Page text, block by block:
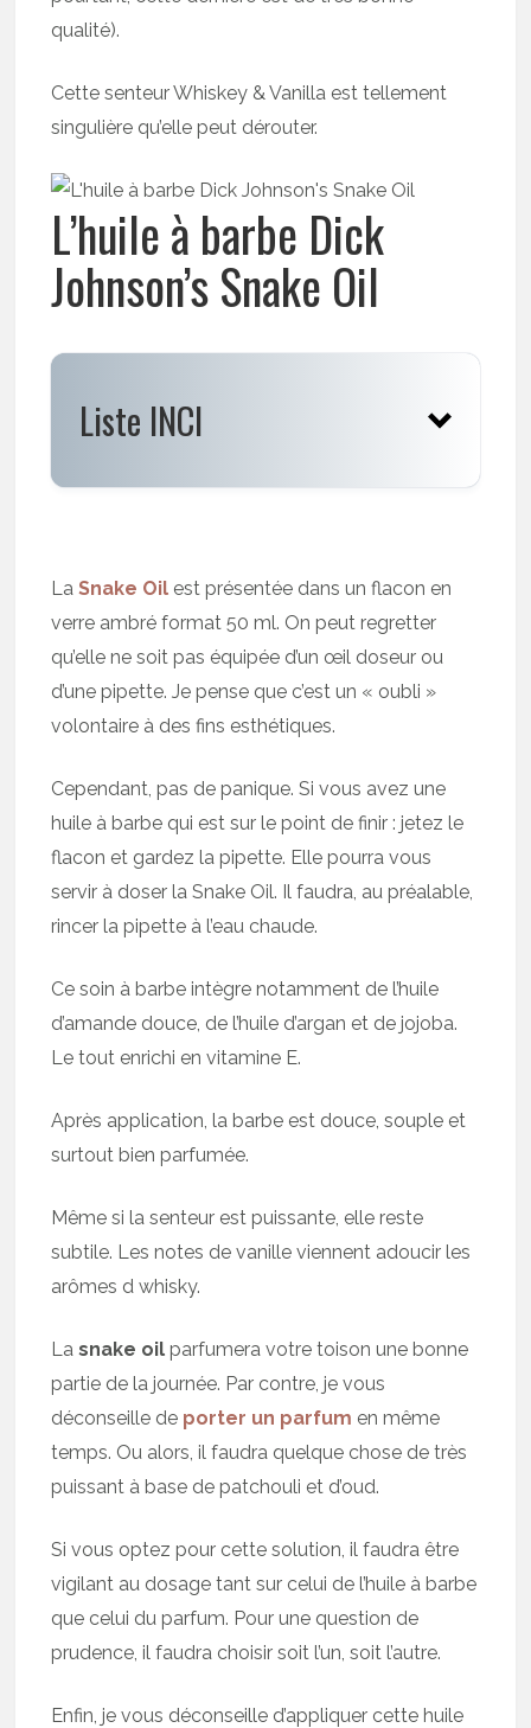
qualité).
Cette senteur Whiskey & Vanilla est tellement
singulière qu’elle peut dérouter.
L’huile à barbe Dick
Johnson’s Snake Oil
Liste INCI
LaSnake Oil est présentée dans un flacon en
verre ambré format 50 ml. On peut regretter
qu’elle ne soit pas équipée d’un œil doseur ou
d’une pipette. Je pense que c’est un « oubli »
volontaire à des fins esthétiques.
Cependant, pas de panique. Si vous avez une
huile à barbe qui est sur le point de finir : jetez le
flacon et gardez la pipette. Elle pourra vous
servir à doser la Snake Oil. Il faudra, au préalable,
rincer la pipette à l’eau chaude.
Ce soin à barbe intègre notamment de l’huile
d’amande douce, de l’huile d’argan et de jojoba.
Le tout enrichi en vitamine E.
Après application, la barbe est douce, souple et
surtout bien parfumée.
Même si la senteur est puissante, elle reste
subtile. Les notes de vanille viennent adoucir les
arômes d whisky.
Lasnake oilparfumera votre toison une bonne
partie de la journée. Par contre, je vous
déconseille de porter un parfum en même
temps. Ou alors, il faudra quelque chose de très
puissant à base de patchouli et d’oud.
Si vous optez pour cette solution, il faudra être
vigilant au dosage tant sur celui de l’huile à barbe
que celui du parfum. Pour une question de
prudence, il faudra choisir soit l’un, soit l’autre.
Enfin, je vous déconseille d’appliquer cette huile